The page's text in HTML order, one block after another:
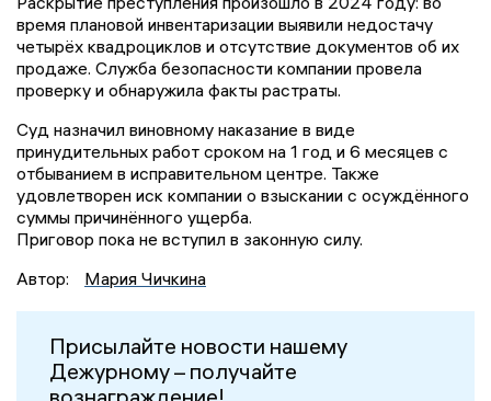
время плановой инвентаризации выявили недостачу
четырёх квадроциклов и отсутствие документов об их
продаже. Служба безопасности компании провела
проверку и обнаружила факты растраты.
Суд назначил виновному наказание в виде
принудительных работ сроком на 1 год и 6 месяцев с
отбыванием в исправительном центре. Также
удовлетворен иск компании о взыскании с осуждённого
суммы причинённого ущерба.
Приговор пока не вступил в законную силу.
Автор:
Мария Чичкина
Присылайте новости нашему
Дежурному – получайте